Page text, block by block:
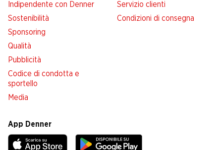
Indipendente con Denner
Sostenibilità
Sponsoring
Qualità
Pubblicità
Codice di condotta e
sportello
Media
Servizio clienti
Condizioni di consegna
App Denner